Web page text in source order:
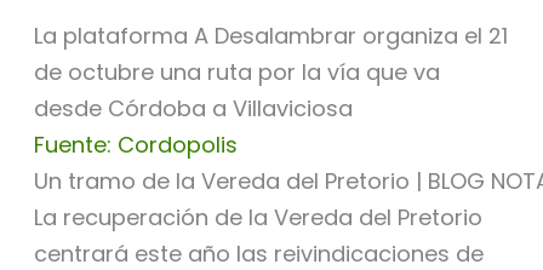
La plataforma A Desalambrar organiza el 21
de octubre una ruta por la vía que va
desde Córdoba a Villaviciosa
Fuente: Cordopolis
Un tramo de la Vereda del Pretorio | BLOG
La recuperación de la Vereda del Pretorio
centrará este año las reivindicaciones de